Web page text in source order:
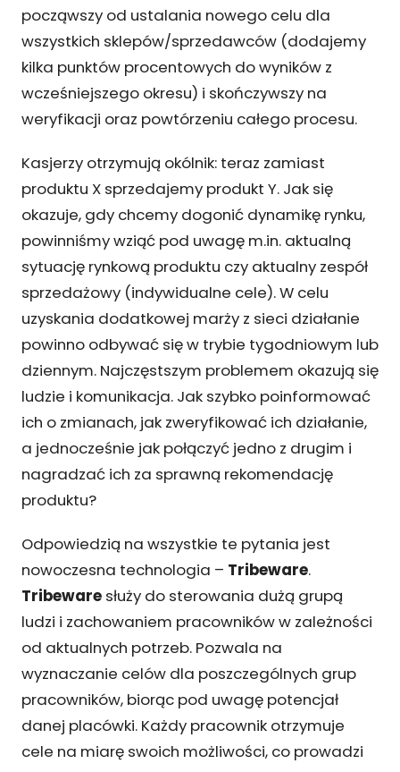
począwszy od ustalania nowego celu dla
wszystkich sklepów/sprzedawców (dodajemy
kilka punktów procentowych do wyników z
wcześniejszego okresu) i skończywszy na
weryfikacji oraz powtórzeniu całego procesu.
Kasjerzy otrzymują okólnik: teraz zamiast
produktu X sprzedajemy produkt Y. Jak się
okazuje, gdy chcemy dogonić dynamikę rynku,
powinniśmy wziąć pod uwagę m.in. aktualną
sytuację rynkową produktu czy aktualny zespół
sprzedażowy (indywidualne cele). W celu
uzyskania dodatkowej marży z sieci działanie
powinno odbywać się w trybie tygodniowym lub
dziennym. Najczęstszym problemem okazują się
ludzie i komunikacja. Jak szybko poinformować
ich o zmianach, jak zweryfikować ich działanie,
a jednocześnie jak połączyć jedno z drugim i
nagradzać ich za sprawną rekomendację
produktu?
Odpowiedzią na wszystkie te pytania jest
nowoczesna technologia – Tribeware.
Tribeware służy do sterowania dużą grupą
ludzi i zachowaniem pracowników w zależności
od aktualnych potrzeb. Pozwala na
wyznaczanie celów dla poszczególnych grup
pracowników, biorąc pod uwagę potencjał
danej placówki. Każdy pracownik otrzymuje
cele na miarę swoich możliwości, co prowadzi